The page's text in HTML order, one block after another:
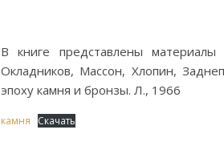
В книге представлены
Окладников, Массон, Хлопин,
эпоху камня и бронзы. Л., 1966
камня Скачать